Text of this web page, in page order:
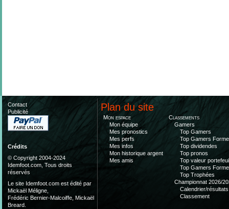
Contact
Publicité
Crédits
© Copyright 2004-2024
Idemfoot.com, Tous droits
réservés
Le site Idemfoot.com est édité par
Mickaël Méligne,
Frédéric Bernier-Malcoiffe, Mickaël
Breard.
Plan du site
Mon espace
Mon équipe
Mes pronostics
Mes perfs
Mes infos
Mon historique argent
Mes amis
Classements
Gamers
Top Gamers
Top Gamers Forme
Top dividendes
Top pronos
Top valeur
Top Gamers Forme
Top Trophées
Championnat 2026/
Calendrier/résultats
Classement